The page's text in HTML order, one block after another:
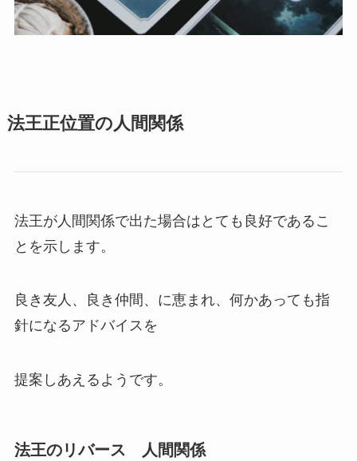
法王正位置の人間関係
法王が人間関係で出た場合はとても良好であるこ
とを示します。
良き友人、良き仲間、に恵まれ、何かあっても指
針になるアドバイスを
提案しあえるようです。
法王のリバース 人間関係